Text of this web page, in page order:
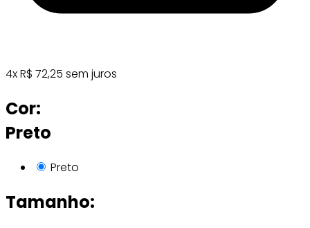
4xR$ 72,25 sem juros
Cor:
Preto
Preto
Tamanho: